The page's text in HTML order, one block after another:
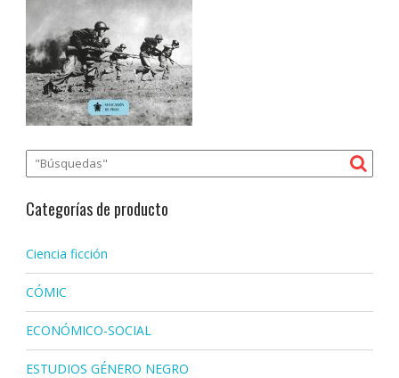
Categorías de producto
Ciencia ficción
CÓMIC
ECONÓMICO-SOCIAL
ESTUDIOS GÉNERO NEGRO